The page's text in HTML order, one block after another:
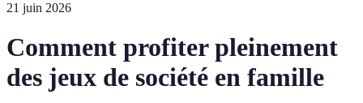
21 juin 2026
Comment profiter pleinement
des jeux de société en famille